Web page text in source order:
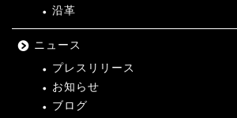
沿革
ニュース
プレスリリース
お知らせ
ブログ